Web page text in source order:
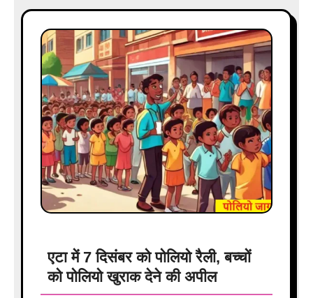
एटा में 7 दिसंबर को पोलियो रैली, बच्चों
को पोलियो खुराक देने की अपील